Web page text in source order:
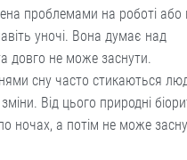
проблемами на роботі або в
уночі. Вона думає над
довго не може заснути.
сну часто стикаються
Від цього природні
ночах, а потім не може